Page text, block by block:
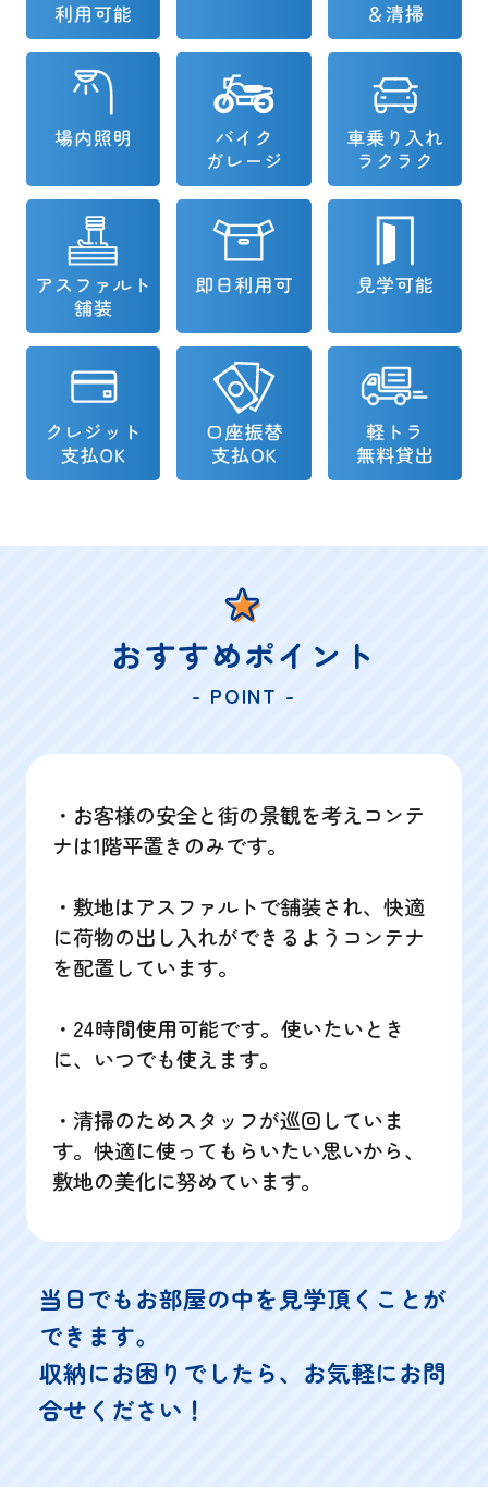
おすすめポイント
- POINT -
・お客様の安全と街の景観を考えコンテ
ナは1階平置きのみです。
・敷地はアスファルトで舗装され、快適
に荷物の出し入れができるようコンテナ
を配置しています。
・24時間使用可能です。使いたいとき
に、いつでも使えます。
・清掃のためスタッフが巡回していま
す。快適に使ってもらいたい思いから、
敷地の美化に努めています。
当日でもお部屋の中を見学頂くことが
できます。
収納にお困りでしたら、お気軽にお問
合せください！